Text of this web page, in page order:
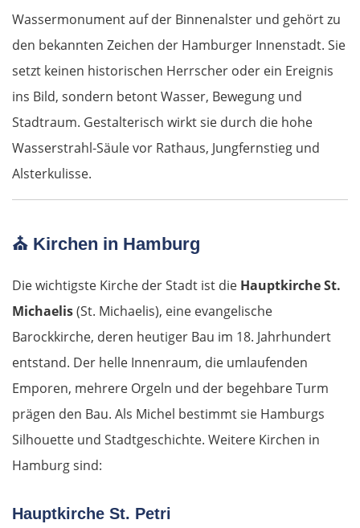
Wassermonument auf der Binnenalster und gehört zu
den bekannten Zeichen der Hamburger Innenstadt. Sie
setzt keinen historischen Herrscher oder ein Ereignis
ins Bild, sondern betont Wasser, Bewegung und
Stadtraum. Gestalterisch wirkt sie durch die hohe
Wasserstrahl-Säule vor Rathaus, Jungfernstieg und
Alsterkulisse.
⛪ Kirchen in Hamburg
Die wichtigste Kirche der Stadt ist die Hauptkirche St.
Michaelis(St. Michaelis), eine evangelische
Barockkirche, deren heutiger Bau im 18. Jahrhundert
entstand. Der helle Innenraum, die umlaufenden
Emporen, mehrere Orgeln und der begehbare Turm
prägen den Bau. Als Michel bestimmt sie Hamburgs
Silhouette und Stadtgeschichte. Weitere Kirchen in
Hamburg sind:
Hauptkirche St. Petri